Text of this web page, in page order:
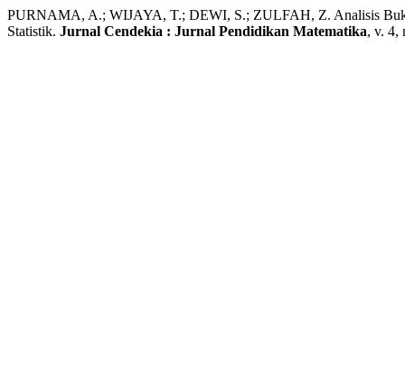
PURNAMA, A.; WIJAYA, T.; DEWI, S.; ZULFAH, Z. Analisis
Statistik. Jurnal Cendekia : Jurnal Pendidikan Matematika, v. 4,